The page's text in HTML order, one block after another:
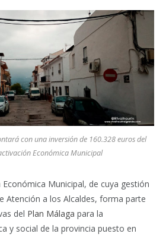
con una inversión de 160.328 euros del
Económica Municipal
Económica Municipal, de cuya gestión
Atención a los Alcaldes, forma parte
del Plan Málaga para la
y social de la provincia puesto en